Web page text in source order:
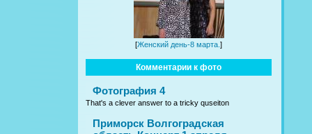
[Женский день-8 марта. ]
Комментарии к фото
Фотография 4
That's a clever answer to a tricky quseiton
Приморск Волгоградская